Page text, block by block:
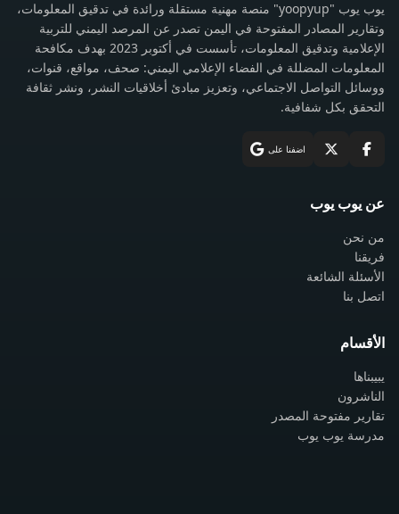
يوب يوب "yoopyup" منصة مهنية مستقلة ورائدة في تدقيق المعلومات،
وتقارير المصادر المفتوحة في اليمن تصدر عن المرصد اليمني للتربية
الإعلامية وتدقيق المعلومات، تأسست في أكتوبر 2023 بهدف مكافحة
المعلومات المضللة في الفضاء الإعلامي اليمني: صحف، مواقع، قنوات،
ووسائل التواصل الاجتماعي، وتعزيز مبادئ أخلاقيات النشر، ونشر ثقافة
التحقق بكل شفافية.
اضفنا على
عن يوب يوب
من نحن
فريقنا
الأسئلة الشائعة
اتصل بنا
الأقسام
يبيبناها
الناشرون
تقارير مفتوحة المصدر
مدرسة يوب يوب